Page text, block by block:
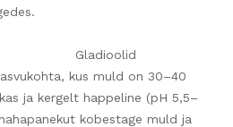
kus muld on 30–40
ja kergelt happeline (pH 5,5–
kobestage muld ja